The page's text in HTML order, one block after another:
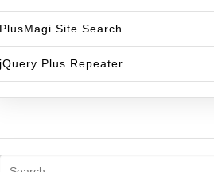
PlusMagi Site Search
jQuery Plus Repeater